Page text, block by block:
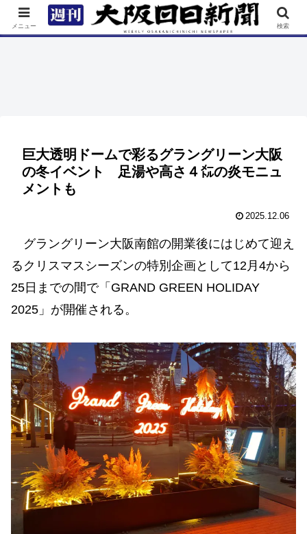
TOP 特集 ニュース 連載 街ネタ イベント
巨大透明ドームで彩るグラングリーン大阪
の冬イベント 足湯や高さ４㍍の炎モニュ
メントも
2025.12.06
グラングリーン大阪南館の開業後にはじめて迎え
るクリスマスシーズンの特別企画として12月4から
25日までの間で「GRAND GREEN HOLIDAY
2025」が開催される。
メニュー 検索